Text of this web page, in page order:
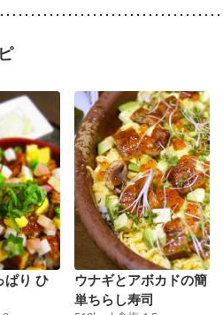
ぱり ひ
ウナギとアボカドの簡
単ちらし寿司